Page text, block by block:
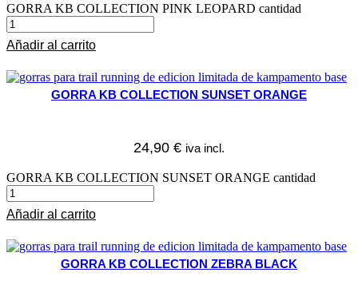
GORRA KB COLLECTION PINK LEOPARD cantidad
Añadir al carrito
GORRA KB COLLECTION SUNSET ORANGE
24,90 € iva incl.
GORRA KB COLLECTION SUNSET ORANGE cantidad
Añadir al carrito
GORRA KB COLLECTION ZEBRA BLACK